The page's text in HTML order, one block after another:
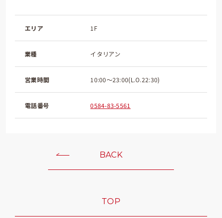
エリア 1F
業種 イタリアン
営業時間 10:00～23:00(L.O.22:30)
電話番号 0584-83-5561
BACK
TOP